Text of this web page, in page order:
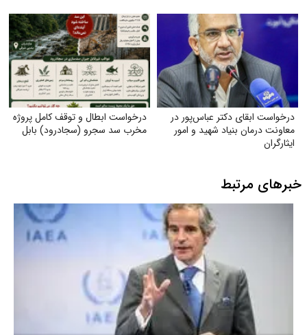
درخواست ابقای دکتر عباس‌پور در
معاونت درمان بنیاد شهید و امور
ایثارگران
درخواست ابطال و توقف کامل پروژه
مخرب سد سجرو (سجادرود) بابل
خبرهای مرتبط